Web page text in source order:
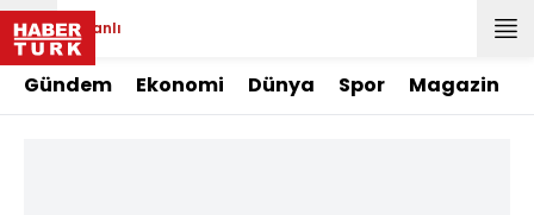
Canlı
Gündem Ekonomi Dünya Spor Magazin